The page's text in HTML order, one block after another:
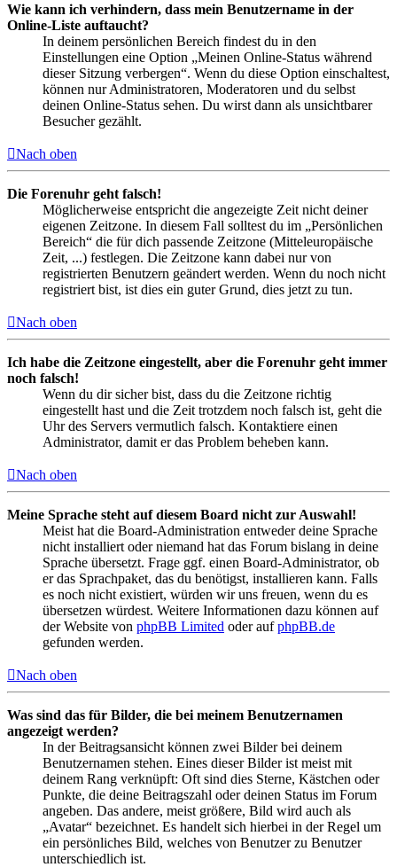
Wie kann ich verhindern, dass mein Benutzername in der
Online-Liste auftaucht?
In deinem persönlichen Bereich findest du in den
Einstellungen eine Option „Meinen Online-Status während
dieser Sitzung verbergen“. Wenn du diese Option einschaltest,
können nur Administratoren, Moderatoren und du selbst
deinen Online-Status sehen. Du wirst dann als unsichtbarer
Besucher gezählt.
Nach oben
Die Forenuhr geht falsch!
Möglicherweise entspricht die angezeigte Zeit nicht deiner
eigenen Zeitzone. In diesem Fall solltest du im „Persönlichen
Bereich“ die für dich passende Zeitzone (Mitteleuropäische
Zeit, ...) festlegen. Die Zeitzone kann dabei nur von
registrierten Benutzern geändert werden. Wenn du noch nicht
registriert bist, ist dies ein guter Grund, dies jetzt zu tun.
Nach oben
Ich habe die Zeitzone eingestellt, aber die Forenuhr geht immer
noch falsch!
Wenn du dir sicher bist, dass du die Zeitzone richtig
eingestellt hast und die Zeit trotzdem noch falsch ist, geht die
Uhr des Servers vermutlich falsch. Kontaktiere einen
Administrator, damit er das Problem beheben kann.
Nach oben
Meine Sprache steht auf diesem Board nicht zur Auswahl!
Meist hat die Board-Administration entweder deine Sprache
nicht installiert oder niemand hat das Forum bislang in deine
Sprache übersetzt. Frage ggf. einen Board-Administrator, ob
er das Sprachpaket, das du benötigst, installieren kann. Falls
es noch nicht existiert, würden wir uns freuen, wenn du es
übersetzen würdest. Weitere Informationen dazu können auf
der Website von phpBB Limited oder aufphpBB.de
gefunden werden.
Nach oben
Was sind das für Bilder, die bei meinem Benutzernamen
angezeigt werden?
In der Beitragsansicht können zwei Bilder bei deinem
Benutzernamen stehen. Eines dieser Bilder ist meist mit
deinem Rang verknüpft: Oft sind dies Sterne, Kästchen oder
Punkte, die deine Beitragszahl oder deinen Status im Forum
angeben. Das andere, meist größere, Bild wird auch als
„Avatar“ bezeichnet. Es handelt sich hierbei in der Regel um
ein persönliches Bild, welches von Benutzer zu Benutzer
unterschiedlich ist.